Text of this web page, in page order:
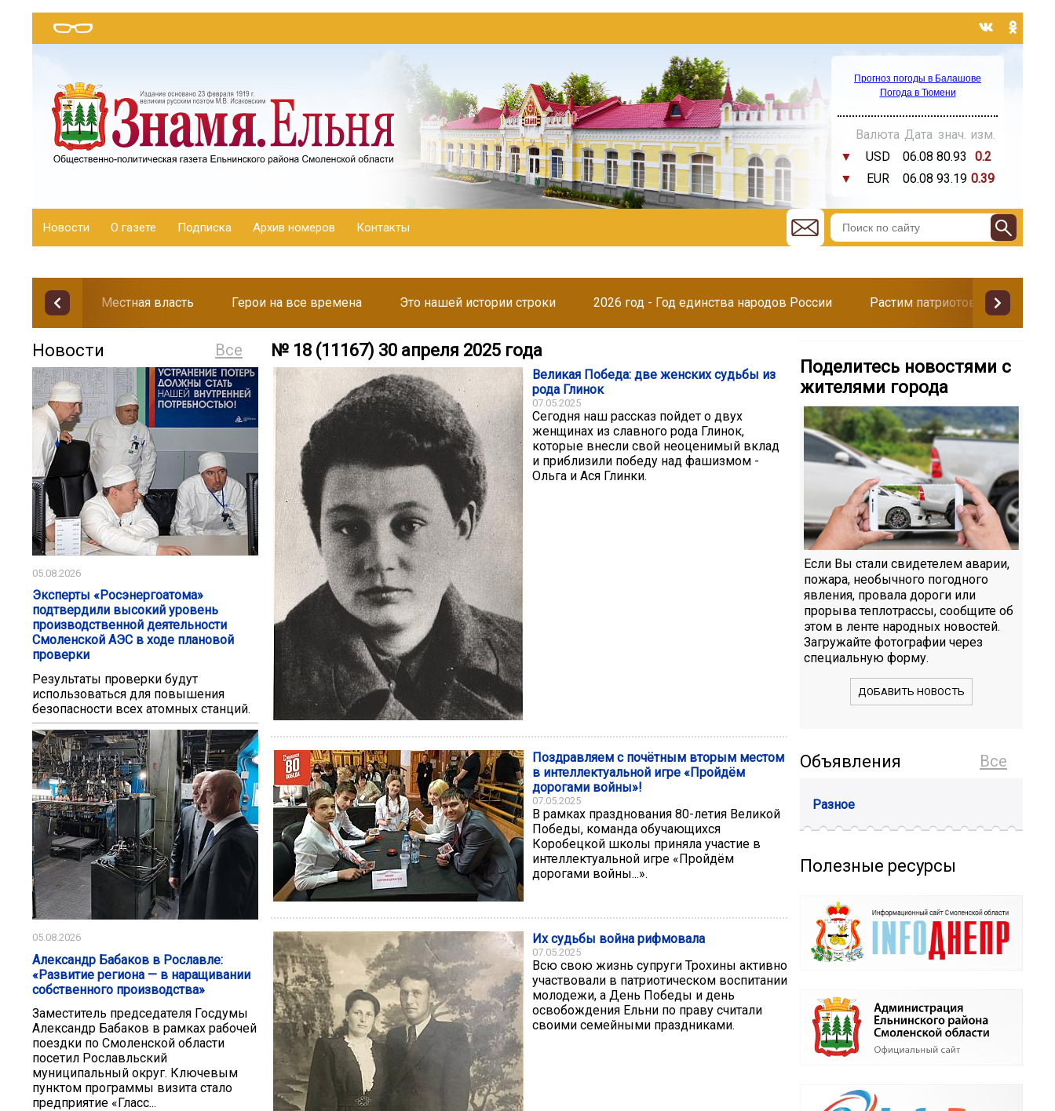
Прогноз погоды в Балашове
Погода в Тюмени
Валюта Дата знач. изм.
▼
USD 06.08 80.93
0.2
▼
EUR 06.08 93.19 0.39
Новости О газете Подписка Архив номеров Контакты
Местная власть Герои на все времена Это нашей истории строки 2026 год - Год единства народов России Растим патриотов
Все
Новости
05.08.2026
Эксперты «Росэнергоатома»
подтвердили высокий уровень
производственной деятельности
Смоленской АЭС в ходе плановой
проверки
Результаты проверки будут
использоваться для повышения
безопасности всех атомных станций.
05.08.2026
Александр Бабаков в Рославле:
«Развитие региона — в наращивании
собственного производства»
Заместитель председателя Госдумы
Александр Бабаков в рамках рабочей
поездки по Смоленской области
посетил Рославльский
муниципальный округ. Ключевым
пунктом программы визита стало
предприятие «Гласс...
№ 18 (11167) 30 апреля 2025 года
Великая Победа: две женских судьбы из
рода Глинок
07.05.2025
Сегодня наш рассказ пойдет о двух
женщинах из славного рода Глинок,
которые внесли свой неоценимый вклад
и приблизили победу над фашизмом -
Ольга и Ася Глинки.
Поздравляем с почётным вторым местом
в интеллектуальной игре «Пройдём
дорогами войны»!
07.05.2025
В рамках празднования 80-летия Великой
Победы, команда обучающихся
Коробецкой школы приняла участие в
интеллектуальной игре «Пройдём
дорогами войны...».
Их судьбы война рифмовала
07.05.2025
Всю свою жизнь супруги Трохины активно
участвовали в патриотическом воспитании
молодежи, а День Победы и день
освобождения Ельни по праву считали
своими семейными праздниками.
Поделитесь новостями с
жителями города
Если Вы стали свидетелем аварии,
пожара, необычного погодного
явления, провала дороги или
прорыва теплотрассы, сообщите об
этом в ленте народных новостей.
Загружайте фотографии через
специальную форму.
ДОБАВИТЬ НОВОСТЬ
Все
Объявления
Разное
Полезные ресурсы